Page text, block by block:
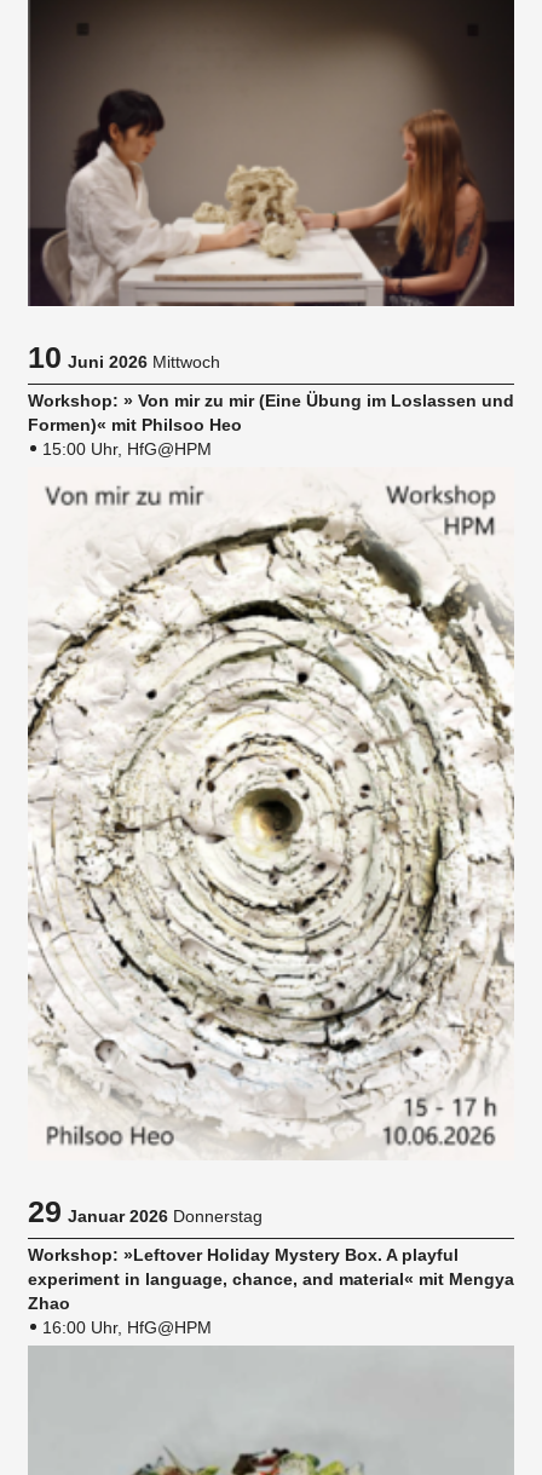
10Juni 2026 Mittwoch
Workshop: » Von mir zu mir (Eine Übung im Loslassen und
Formen)« mit Philsoo Heo
15:00 Uhr, HfG@HPM
29Januar 2026 Donnerstag
Workshop: »Leftover Holiday Mystery Box. A playful
experiment in language, chance, and material« mit Mengya
Zhao
16:00 Uhr, HfG@HPM